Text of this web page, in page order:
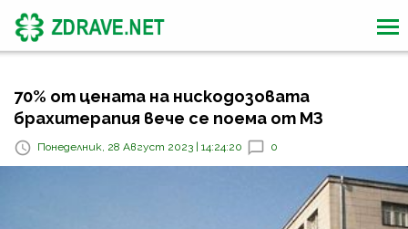
70% от цената на нискодозовата
брахитерапия вече се поема от МЗ
Понеделник, 28 Август 2023 | 14:24:20 0